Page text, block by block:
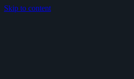
Skip to content